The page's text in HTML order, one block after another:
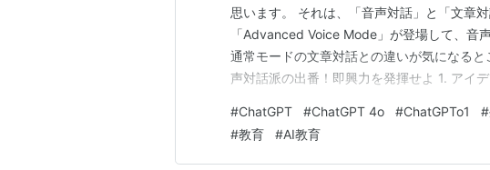
思います。 それは、「音声対話」と「文章
「Advanced Voice Mode」が登場して、音
通常モードの文章対話との違いが気になる
声対話派の出番！即興力を発揮せよ 1. アイ
対話派の真骨頂！緻密な計画を立てよう 1.
フ…
#ChatGPT #ChatGPT 4o #ChatGPTo1 #
#教育 #AI教育